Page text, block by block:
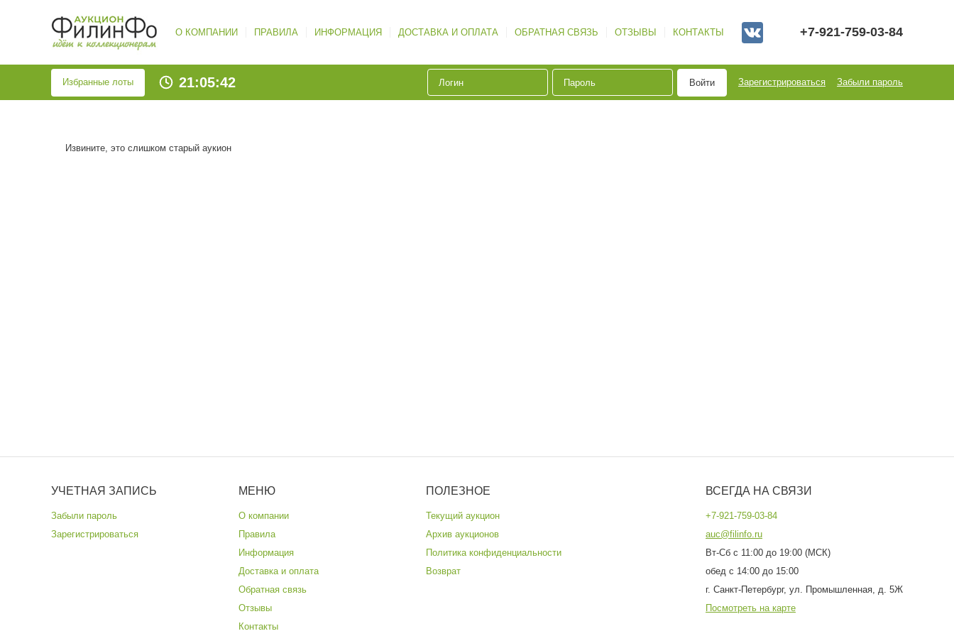
О КОМПАНИИ ПРАВИЛА ИНФОРМАЦИЯ ДОСТАВКА И ОПЛАТА ОБРАТНАЯ СВЯЗЬ ОТЗЫВЫ КОНТАКТЫ +7-921-759-03-84
Избранные лоты 21:05:43 Войти Зарегистрироваться Забыли пароль
Извините, это слишком старый аукион
УЧЕТНАЯ ЗАПИСЬ
Забыли пароль
Зарегистрироваться
МЕНЮ
О компании
Правила
Информация
Доставка и оплата
Обратная связь
Отзывы
Контакты
ПОЛЕЗНОЕ
Текущий аукцион
Архив аукционов
Политика конфиденциальности
Возврат
ВСЕГДА НА СВЯЗИ
+7-921-759-03-84
auc@filinfo.ru
Вт-Сб с 11:00 до 19:00 (МСК)
обед с 14:00 до 15:00
г. Санкт-Петербург, ул. Промышленная, д. 5Ж
Посмотреть на карте